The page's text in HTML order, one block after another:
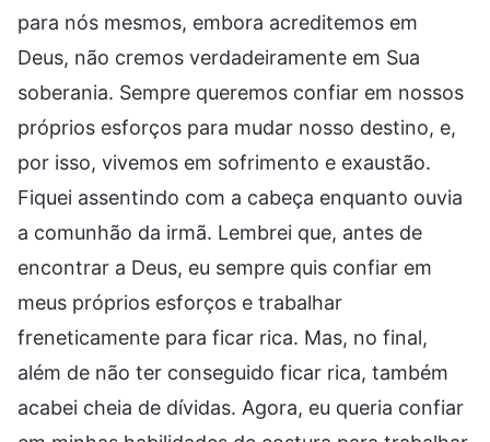
para nós mesmos, embora acreditemos em
Deus, não cremos verdadeiramente em Sua
soberania. Sempre queremos confiar em nossos
próprios esforços para mudar nosso destino, e,
por isso, vivemos em sofrimento e exaustão.
Fiquei assentindo com a cabeça enquanto ouvia
a comunhão da irmã. Lembrei que, antes de
encontrar a Deus, eu sempre quis confiar em
meus próprios esforços e trabalhar
freneticamente para ficar rica. Mas, no final,
além de não ter conseguido ficar rica, também
acabei cheia de dívidas. Agora, eu queria confiar